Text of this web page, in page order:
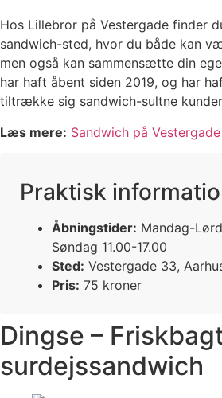
Hos Lillebror på Vestergade finder
sandwich-sted, hvor du både kan
men også kan sammensætte din
har haft åbent siden 2019, og har
tiltrække sig sandwich-sultne
Læs mere: Sandwich på
Praktisk
Åbningstider: Mandag-
Søndag 11.00-17.00
Sted: Vestergade 33,
Pris: 75 kroner
Dingse –
surdejssandwich